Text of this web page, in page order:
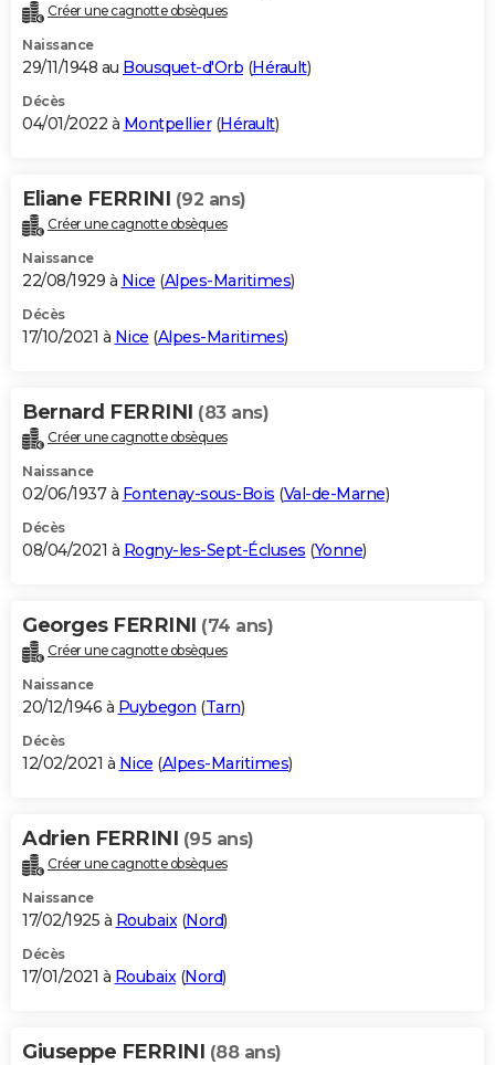
Créer une cagnotte obsèques
Naissance
29/11/1948 au Bousquet-d'Orb (Hérault)
Décès
04/01/2022 à Montpellier(Hérault)
Eliane FERRINI (92 ans)
Créer une cagnotte obsèques
Naissance
22/08/1929 à Nice (Alpes-Maritimes)
Décès
17/10/2021 à Nice (Alpes-Maritimes)
Bernard FERRINI (83 ans)
Créer une cagnotte obsèques
Naissance
02/06/1937 à Fontenay-sous-Bois (Val-de-Marne)
Décès
08/04/2021 à Rogny-les-Sept-Écluses (Yonne)
Georges FERRINI (74 ans)
Créer une cagnotte obsèques
Naissance
20/12/1946 à Puybegon (Tarn)
Décès
12/02/2021 à Nice (Alpes-Maritimes)
Adrien FERRINI (95 ans)
Créer une cagnotte obsèques
Naissance
17/02/1925 à Roubaix(Nord)
Décès
17/01/2021 à Roubaix(Nord)
Giuseppe FERRINI (88 ans)